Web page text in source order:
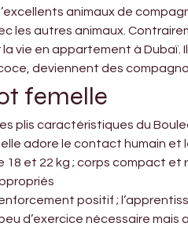
animaux de
les autres animaux.
vie en appartement à Dubaï.
deviennent des
femelle
plis caractéristiques du
adore le contact humain et
18 et 22 kg ; corps compact et
positif ;
d’exercice nécessaire mais